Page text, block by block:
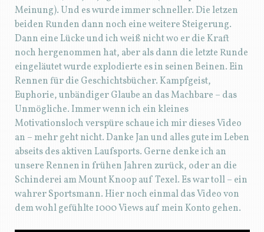
Meinung). Und es wurde immer schneller. Die letzen
beiden Runden dann noch eine weitere Steigerung.
Dann eine Lücke und ich weiß nicht wo er die Kraft
noch hergenommen hat, aber als dann die letzte Runde
eingeläutet wurde explodierte es in seinen Beinen. Ein
Rennen für die Geschichtsbücher. Kampfgeist,
Euphorie, unbändiger Glaube an das Machbare – das
Unmögliche. Immer wenn ich ein kleines
Motivationsloch verspüre schaue ich mir dieses Video
an – mehr geht nicht. Danke Jan und alles gute im Leben
abseits des aktiven Laufsports. Gerne denke ich an
unsere Rennen in frühen Jahren zurück, oder an die
Schinderei am Mount Knoop auf Texel. Es war toll – ein
wahrer Sportsmann. Hier noch einmal das Video von
dem wohl gefühlte 1000 Views auf mein Konto gehen.